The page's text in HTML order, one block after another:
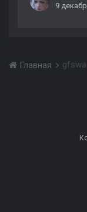
9
Главная gfswa